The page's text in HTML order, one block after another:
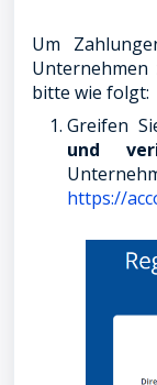
Um
Unternehmen
bitte wie folgt:
Greifen
und
https://